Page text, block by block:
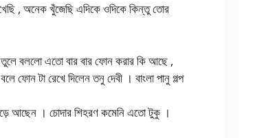
, অনেক খুঁজেছি এদিকে ওদিকে কিন্তু তোর
বললো এতো বার বার ফোন করার কি আছে ,
টা রেখে দিলেন তনু দেবী । বাংলা পানু গল্প
আছেন । চোদার শিহরণ কমেনি এতো টুকু ।